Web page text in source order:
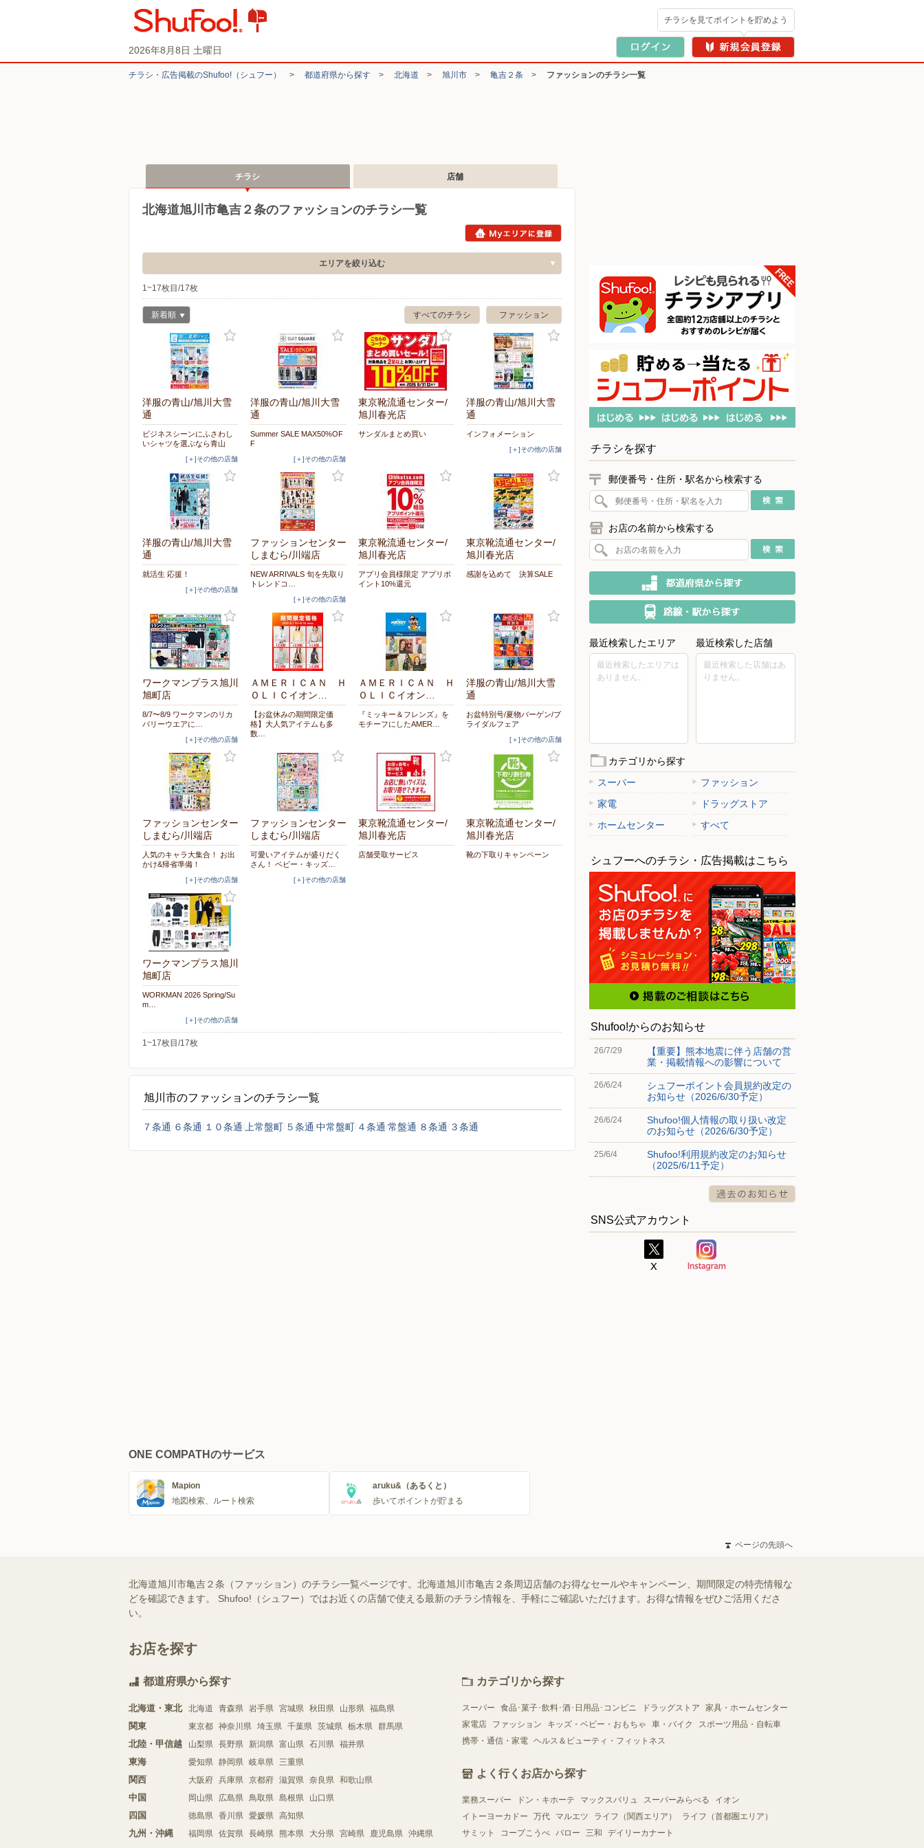
2026年8月8日 土曜日
チラシを見てポイントを貯めよう
チラシ・​広告掲載の​Shufoo!​（シュフー） > 都道府県から探す > 北海道 > 旭川市 > 亀吉２条 > ファッションのチラシ一覧
チラシ 店舗
北海道旭川市亀吉２条のファッションのチラシ一覧
エリアを絞り込む
1~17枚目/17枚
ファッション
すべてのチラシ
新着順
洋服の青山/旭川大雪
通
ビジネスシーンにふさわし
いシャツを選ぶなら青山
[＋]その他の店舗
洋服の青山/旭川大雪
通
Summer SALE MAX50%OF
F
[＋]その他の店舗
東京靴流通センター/
旭川春光店
サンダルまとめ買い
洋服の青山/旭川大雪
通
インフォメーション
[＋]その他の店舗
洋服の青山/旭川大雪
通
就活生 応援！
[＋]その他の店舗
ファッションセンター
しまむら/川端店
NEW ARRIVALS 旬を先取り
トレンドコ…
[＋]その他の店舗
東京靴流通センター/
旭川春光店
アプリ会員様限定 アプリポ
イント10%還元
東京靴流通センター/
旭川春光店
感謝を込めて 決算SALE
ワークマンプラス旭川
旭町店
8/7〜8/9 ワークマンのリカ
バリーウエアに…
[＋]その他の店舗
ＡＭＥＲＩＣＡＮ Ｈ
ＯＬＩＣイオン…
【お盆休みの期間限定価
格】大人気アイテムも多
数…
ＡＭＥＲＩＣＡＮ Ｈ
ＯＬＩＣイオン…
『ミッキー＆フレンズ』を
モチーフにしたAMER…
洋服の青山/旭川大雪
通
お盆特別号/夏物バーゲン/ブ
ライダルフェア
[＋]その他の店舗
ファッションセンター
しまむら/川端店
人気のキャラ大集合！ お出
かけ&帰省準備！
[＋]その他の店舗
ファッションセンター
しまむら/川端店
可愛いアイテムが盛りだく
さん！ ベビー・キッズ…
[＋]その他の店舗
東京靴流通センター/
旭川春光店
店舗受取サービス
東京靴流通センター/
旭川春光店
靴の下取りキャンペーン
ワークマンプラス旭川
旭町店
WORKMAN 2026 Spring/Su
m…
[＋]その他の店舗
1~17枚目/17枚
旭川市のファッションのチラシ一覧
７条通 ６条通 １０条通 上常盤町 ５条通 中常盤町 ４条通 常盤通 ８条通 ３条通
チラシを探す
郵便番号・住所・駅名から検索する
お店の名前から検索する
最近検索したエリア
最近検索したエリアは
ありません。
最近検索した店舗
最近検索した店舗はあ
りません。
カテゴリから探す
スーパー
ファッション
家電
ドラッグストア
ホームセンター
すべて
シュフーへのチラシ・広告掲載はこちら
Shufoo!からのお知らせ
26/7/29
【重要】熊本地震に伴う店舗の営
業・掲載情報への影響について
26/6/24
シュフーポイント会員規約改定の
お知らせ（2026/6/30予定）
26/6/24
Shufoo!個人情報の取り扱い改定
のお知らせ（2026/6/30予定）
25/6/4
Shufoo!利用規約改定のお知らせ
（2025/6/11予定）
SNS公式アカウント
ONE COMPATHのサービス
Mapion
地図検索、ルート検索
aruku&（あるくと）
歩いてポイントが貯まる
ページの先頭へ
北海道旭川市亀吉２条（ファッション）のチラシ一覧ページです。北海道旭川市亀吉２条周辺店舗のお得なセールやキャンペーン、期間限定の特売情報な
どを確認できます。 Shufoo!（シュフー）ではお近くの店舗で使える最新のチラシ情報を、手軽にご確認いただけます。お得な情報をぜひご活用くださ
い。
お店を探す
都道府県から探す
北海道・東北 北海道 青森県 岩手県 宮城県 秋田県 山形県 福島県
関東 東京都 神奈川県 埼玉県 千葉県 茨城県 栃木県 群馬県
北陸・甲信越 山梨県 長野県 新潟県 富山県 石川県 福井県
東海 愛知県 静岡県 岐阜県 三重県
関西 大阪府 兵庫県 京都府 滋賀県 奈良県 和歌山県
中国 岡山県 広島県 鳥取県 島根県 山口県
四国 徳島県 香川県 愛媛県 高知県
九州・沖縄 福岡県 佐賀県 長崎県 熊本県 大分県 宮崎県 鹿児島県 沖縄県
カテゴリから探す
スーパー 食品･菓子･飲料･酒･日用品･コンビニ ドラッグストア
家具・ホームセンター
家電店
ファッション キッズ・ベビー・おもちゃ 車・バイク
スポーツ用品・自転車
携帯・通信・家電 ヘルス＆ビューティ・フィットネス
よく行くお店から探す
業務スーパー ドン・キホーテ マックスバリュ スーパーみらべる
イオン
イトーヨーカドー
万代 マルエツ ライフ（関西エリア）
ライフ（首都圏エリア）
サミット
コープこうべ バロー 三和 デイリーカナート